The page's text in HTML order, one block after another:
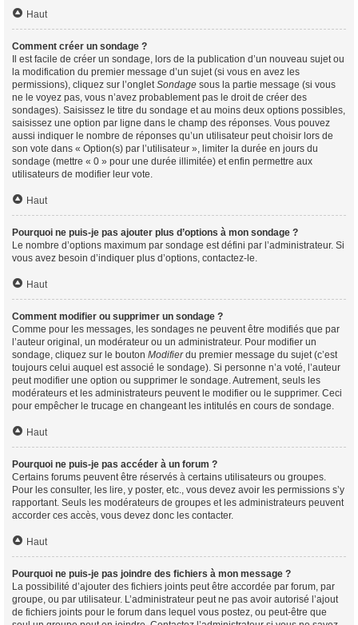
Haut
Comment créer un sondage ?
Il est facile de créer un sondage, lors de la publication d’un nouveau sujet ou
la modification du premier message d’un sujet (si vous en avez les
permissions), cliquez sur l’ongletSondage sous la partie message (si vous
ne le voyez pas, vous n’avez probablement pas le droit de créer des
sondages). Saisissez le titre du sondage et au moins deux options possibles,
saisissez une option par ligne dans le champ des réponses. Vous pouvez
aussi indiquer le nombre de réponses qu’un utilisateur peut choisir lors de
son vote dans « Option(s) par l’utilisateur », limiter la durée en jours du
sondage (mettre « 0 » pour une durée illimitée) et enfin permettre aux
utilisateurs de modifier leur vote.
Haut
Pourquoi ne puis-je pas ajouter plus d’options à mon sondage ?
Le nombre d’options maximum par sondage est défini par l’administrateur. Si
vous avez besoin d’indiquer plus d’options, contactez-le.
Haut
Comment modifier ou supprimer un sondage ?
Comme pour les messages, les sondages ne peuvent être modifiés que par
l’auteur original, un modérateur ou un administrateur. Pour modifier un
sondage, cliquez sur le bouton Modifierdu premier message du sujet (c’est
toujours celui auquel est associé le sondage). Si personne n’a voté, l’auteur
peut modifier une option ou supprimer le sondage. Autrement, seuls les
modérateurs et les administrateurs peuvent le modifier ou le supprimer. Ceci
pour empêcher le trucage en changeant les intitulés en cours de sondage.
Haut
Pourquoi ne puis-je pas accéder à un forum ?
Certains forums peuvent être réservés à certains utilisateurs ou groupes.
Pour les consulter, les lire, y poster, etc., vous devez avoir les permissions s’y
rapportant. Seuls les modérateurs de groupes et les administrateurs peuvent
accorder ces accès, vous devez donc les contacter.
Haut
Pourquoi ne puis-je pas joindre des fichiers à mon message ?
La possibilité d’ajouter des fichiers joints peut être accordée par forum, par
groupe, ou par utilisateur. L’administrateur peut ne pas avoir autorisé l’ajout
de fichiers joints pour le forum dans lequel vous postez, ou peut-être que